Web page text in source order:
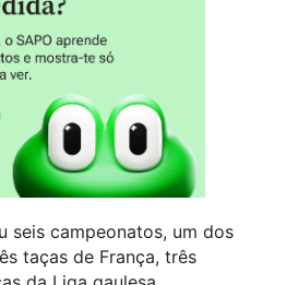
seis campeonatos, um dos
taças de França, três